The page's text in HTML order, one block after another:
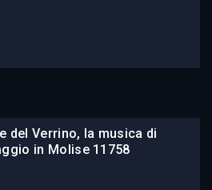
del Verrino, la musica di
in Molise 11758